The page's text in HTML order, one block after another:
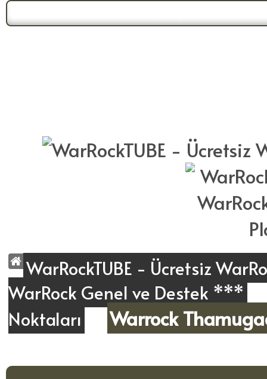
WarRockTUBE - Ücretsiz
WarRock Genel ve Destek ***
Noktaları
Warrock